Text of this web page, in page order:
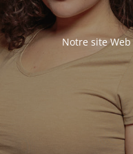
Notre site